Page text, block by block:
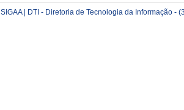
SIGAA | DTI - Diretoria de Tecnologia da Informação